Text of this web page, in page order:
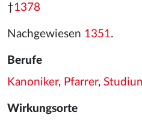
†1378
Nachgewiesen 1351.
Berufe
Kanoniker, Pfarrer,
Wirkungsorte